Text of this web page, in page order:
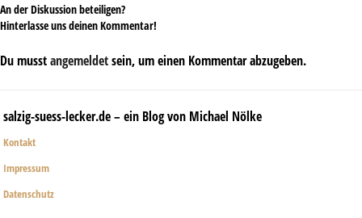
An der Diskussion beteiligen?
Hinterlasse uns deinen Kommentar!
Du musstangemeldetsein, um einen Kommentar abzugeben.
salzig-suess-lecker.de – ein Blog von Michael Nölke
Kontakt
Impressum
Datenschutz